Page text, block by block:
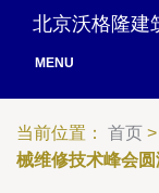
北京沃格隆建
MENU
当前位置： 首页 >
械维修技术峰会